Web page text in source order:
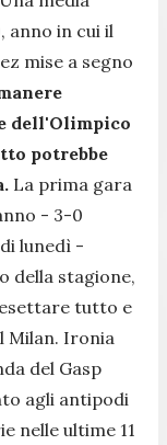
anno in cui il
mise a segno
dell'Olimpico
potrebbe
La prima gara
- 3-0
lunedì -
della stagione,
tutto e
Milan. Ironia
del Gasp
agli antipodi
nelle ultime 11